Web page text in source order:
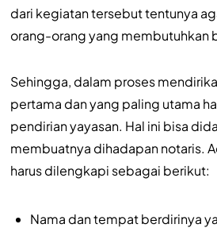
dari kegiatan tersebut tentunya
orang-orang yang membutuhkan
Sehingga, dalam proses
pertama dan yang paling utama
pendirian yayasan. Hal ini bisa
membuatnya dihadapan notaris.
harus dilengkapi sebagai berikut:
Nama dan tempat berdirinya